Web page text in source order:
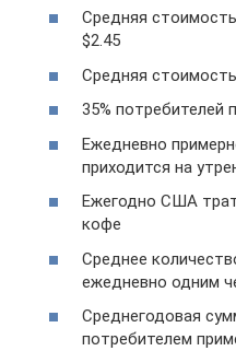
Средняя
$2.45
Средняя
35%
Ежедневно
приходится на
Ежегодно США
кофе
Среднее
ежедневно одним
Среднегодовая
потребителем